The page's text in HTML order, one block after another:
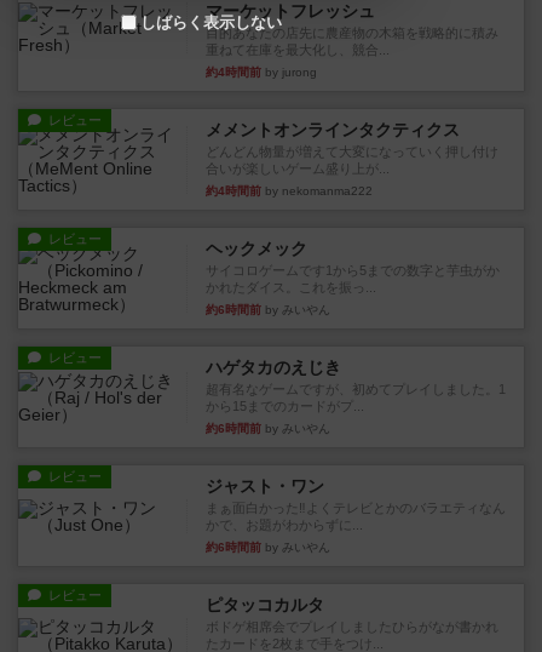
マーケットフレッシュ
目的あなたの店先に農産物の木箱を戦略的に積み
重ねて在庫を最大化し、競合...
約4時間前 by jurong
レビュー メメントオンラインタクティクス
どんどん物量が増えて大変になっていく押し付け
合いが楽しいゲーム盛り上が...
約4時間前 by nekomanma222
レビュー ヘックメック
サイコロゲームです1から5までの数字と芋虫がか
かれたダイス。これを振っ...
約6時間前 by みいやん
レビュー ハゲタカのえじき
超有名なゲームですが、初めてプレイしました。1
から15までのカードがプ...
約6時間前 by みいやん
レビュー ジャスト・ワン
まぁ面白かった‼️よくテレビとかのバラエティなん
かで、お題がわからずに...
約6時間前 by みいやん
レビュー ピタッコカルタ
ボドゲ相席会でプレイしましたひらがなが書かれ
たカードを2枚まで手をつけ...
しばらく表示しない